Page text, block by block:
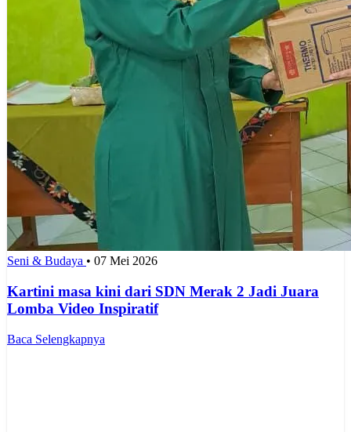
Seni & Budaya • 07 Mei 2026
Kartini masa kini dari SDN Merak 2 Jadi Juara
Lomba Video Inspiratif
Baca Selengkapnya